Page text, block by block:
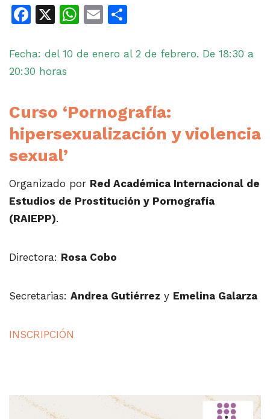
Facebook
X WhatsApp
Email
Fecha: del 10 de enero al 2 de febrero. De 18:30 a
20:30 horas
Curso ‘Pornografía:
hipersexualización y violencia
sexual’
Organizado por Red Académica Internacional de
Estudios de Prostitución y Pornografía
(RAIEPP).
Directora: Rosa Cobo
Secretarias: Andrea Gutiérrez y Emelina Galarza
INSCRIPCIÓN